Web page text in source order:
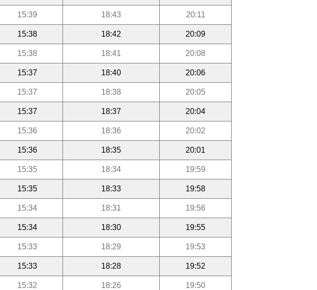
15:39 18:43 20:11
15:38 18:42 20:09
15:38 18:41 20:08
15:37 18:40 20:06
15:37 18:38 20:05
15:37 18:37 20:04
15:36 18:36 20:02
15:36 18:35 20:01
15:35 18:34 19:59
15:35 18:33 19:58
15:34 18:31 19:56
15:34 18:30 19:55
15:33 18:29 19:53
15:33 18:28 19:52
15:32 18:26 19:50